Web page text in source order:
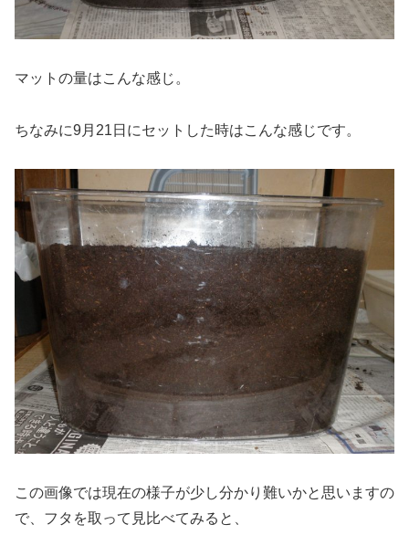
マットの量はこんな感じ。
ちなみに9月21日にセットした時はこんな感じです。
この画像では現在の様子が少し分かり難いかと思いますの
で、フタを取って見比べてみると、